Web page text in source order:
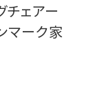
ェアー
マーク家